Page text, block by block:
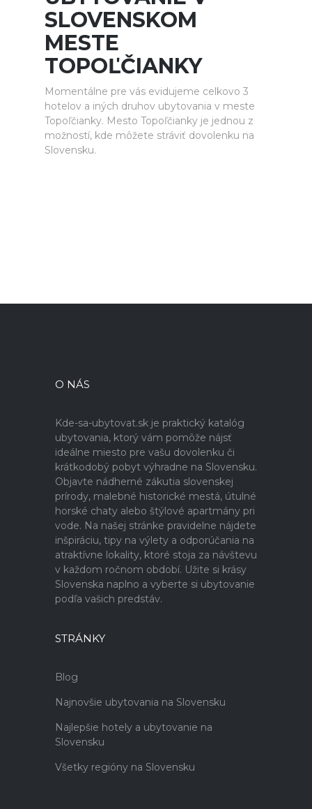
SLOVENSKOM
MESTE
TOPOĽČIANKY
Momentálne pre vás evidujeme celkovo 3
hotelov a iných druhov ubytovania v meste
Topoľčianky. Mesto Topoľčianky je jednou z
možností, kde môžete stráviť dovolenku na
Slovensku.
O NÁS
Kde-sa-ubytovat.sk je praktický katalóg
ubytovania, ktorý vám pomôže nájsť
ideálne miesto pre vašu dovolenku či
krátkodobý pobyt výhradne na Slovensku.
Objavte nádherné zákutia slovenskej
prírody, malebné historické mestá, útulné
horské chaty alebo štýlové apartmány pri
vode. Na našej stránke pravidelne nájdete
inšpiráciu, tipy na výlety a odporúčania na
atraktívne lokality, ktoré stoja za návštevu
v každom ročnom období. Užite si krásy
Slovenska naplno a vyberte si ubytovanie
podľa vašich predstáv.
STRÁNKY
Blog
Najnovšie ubytovania na Slovensku
Najlepšie hotely a ubytovanie na
Slovensku
Všetky regióny na Slovensku